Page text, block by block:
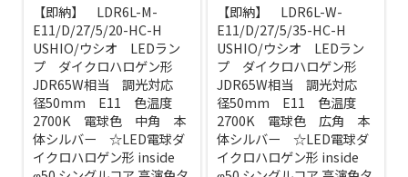
【即納】 LDR6L-M-
E11/D/27/5/20-HC-H
USHIO/ウシオ LEDラン
プ ダイクロハロゲン形
JDR65W相当 調光対応
径50mm E11 色温度
2700K 電球色 中角 本
体シルバー ☆LED電球ダ
イクロハロゲン形 inside
【即納】 LDR6L-W-
E11/D/27/5/35-HC-H
USHIO/ウシオ LEDラン
プ ダイクロハロゲン形
JDR65W相当 調光対応
径50mm E11 色温度
2700K 電球色 広角 本
体シルバー ☆LED電球ダ
イクロハロゲン形 inside